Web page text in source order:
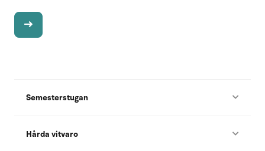
Semesterstugan
Hårda vitvaro